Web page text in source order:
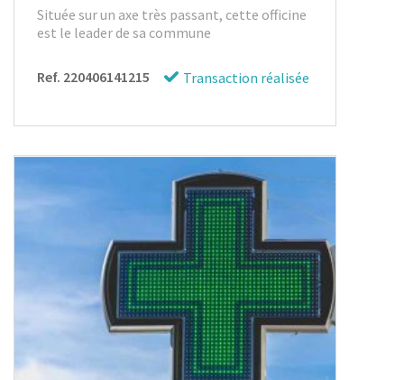
Située sur un axe très passant, cette officine
est le leader de sa commune
Ref. 220406141215 Transaction réalisée